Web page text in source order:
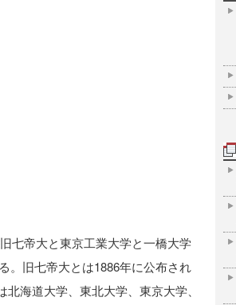
七帝大と東京工業大学と一橋大学
。旧七帝大とは1886年に公布され
海道大学、東北大学、東京大学、